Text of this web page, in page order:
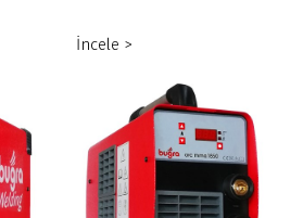
İncele >